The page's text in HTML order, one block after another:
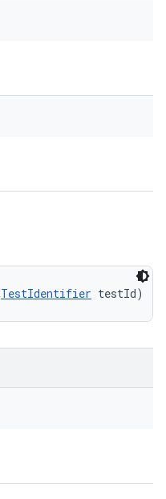
TestIdentifier testId)